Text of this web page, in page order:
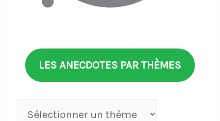
LES ANECDOTES PAR THÈMES
Anecdotes